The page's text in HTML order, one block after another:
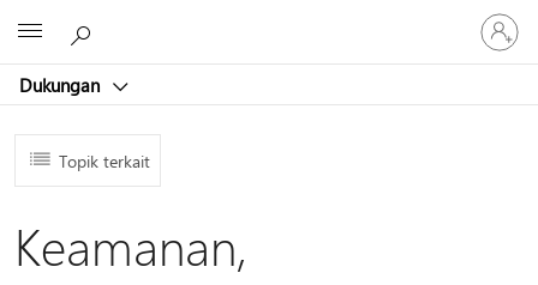
Dukungan
Masuk
ke
akun
Topik terkait
Keamanan,